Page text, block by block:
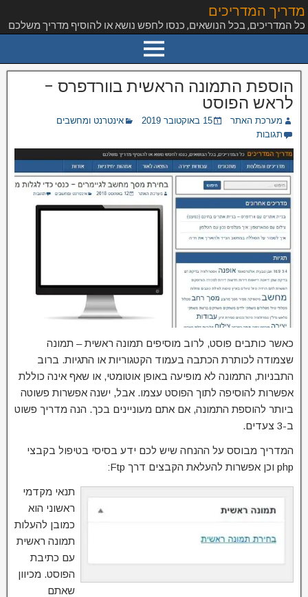
מדריך המדריכים
כל המדריכים, בכל הנושאים, כנסו לחפש נושא או להוסיף מדריך משלכם
הוספת התמונה הראשית בוורדפרס –
לראש הפוסט
מערכת האתר 15 באוקטובר 2019
אינטרנט ומחשבים
תגובות
כאשר כותבים פוסט, לרוב מוסיפים תמונה ראשית – תמונה
שצמודה לכותרת הכתבה בעמוד הקטגוריות או התגיות. ברוב
התבניות, התמונה לא מופיעה באופן אוטומטי, או שאף אינה כוללת
אפשרות להוסיפה לתוך הפוסט עצמו. אבל, ישנה אפשרות פשוטה
ביותר להוספת התמונה, אם אתם מעוניינים בכך. הנה מדריך פשוט
ב-3 צעדים.
המדריך מבוסס על ההנחה שיש לכם ידע בסיסי בטיפול בקבצי
php וכן אפשרות להעלאת הקבצים דרך Ftp:
תנאי מקדמי
ראשוני הוא
כמובן להעלות
תמונה ראשית
עם כתיבת
הפוסט. מכיוון
שאתם